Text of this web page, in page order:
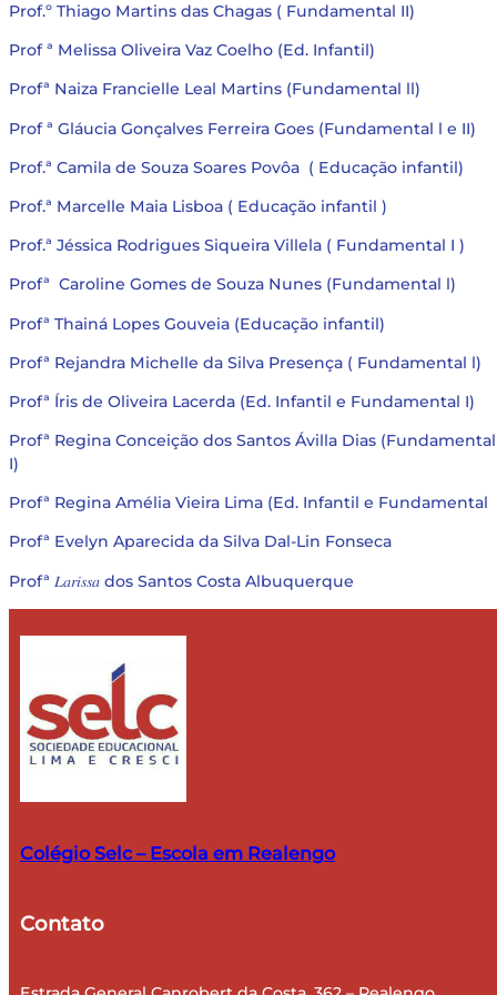
Prof.º Thiago Martins das Chagas ( Fundamental II)
Prof ª Melissa Oliveira Vaz Coelho (Ed. Infantil)
Profª Naiza Francielle Leal Martins (Fundamental ll)
Prof ª Gláucia Gonçalves Ferreira Goes (Fundamental l e II)
Prof.ª Camila de Souza Soares Povôa ( Educação infantil)
Prof.ª Marcelle Maia Lisboa ( Educação infantil )
Prof.ª Jéssica Rodrigues Siqueira Villela ( Fundamental I )
Profª Caroline Gomes de Souza Nunes (Fundamental l)
Profª Thainá Lopes Gouveia (Educação infantil)
Profª Rejandra Michelle da Silva Presença ( Fundamental l)
Profª Íris de Oliveira Lacerda (Ed. Infantil e Fundamental I)
Profª Regina Conceição dos Santos Ávilla Dias (Fundamental
I)
Profª Regina Amélia Vieira Lima (Ed. Infantil e Fundamental
Profª Evelyn Aparecida da Silva Dal-Lin Fonseca
Profª 𝐿𝑎𝑟𝑖𝑠𝑠𝑎 dos Santos Costa Albuquerque
Colégio Selc – Escola em Realengo
Contato